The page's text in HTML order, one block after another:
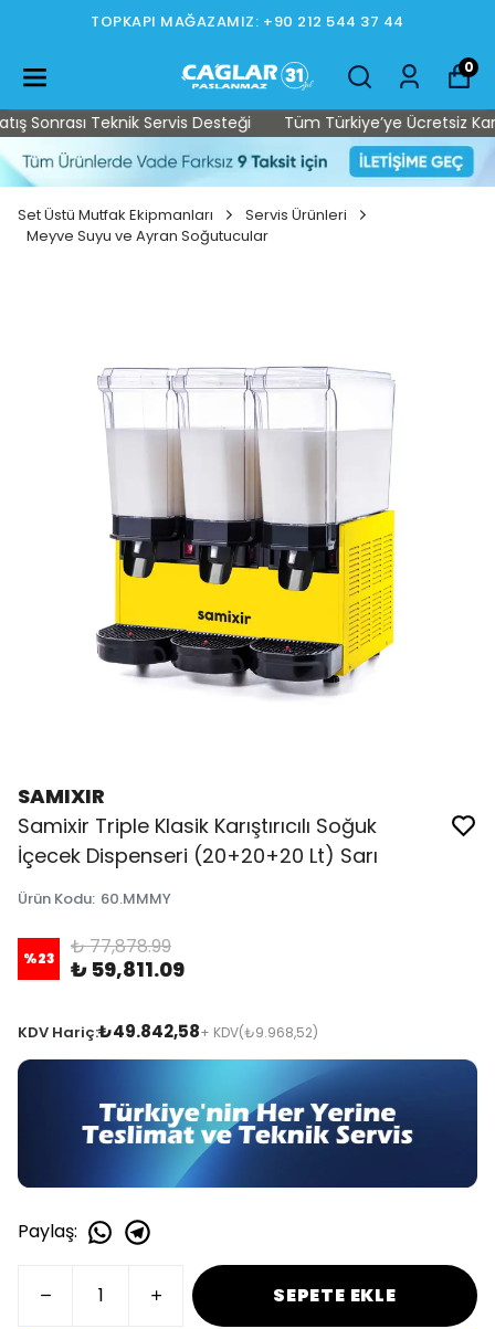
TOPKAPI MAĞAZAMIZ: +90 212 544 37 44
0
Teknik Servis Desteği Tüm Türkiye’ye Ücretsiz
Set Üstü Mutfak Ekipmanları
Servis Ürünleri
Meyve Suyu ve Ayran Soğutucular
SAMIXIR
Samixir Triple Klasik Karıştırıcılı Soğuk
İçecek Dispenseri (20+20+20 Lt) Sarı
Ürün Kodu: 60.MMMY
%23 ₺ 77,878.99
₺ 59,811.09
KDV Hariç:₺49.842,58+ KDV(₺9.968,52)
Paylaş:
SEPETE EKLE